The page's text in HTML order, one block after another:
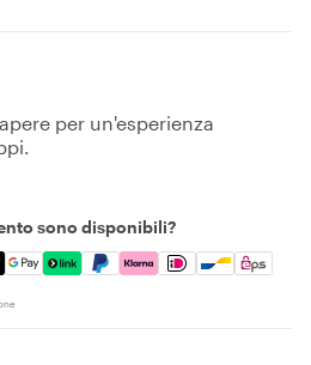
per un'esperienza
sono disponibili?
Discover, Apple Pay, Google